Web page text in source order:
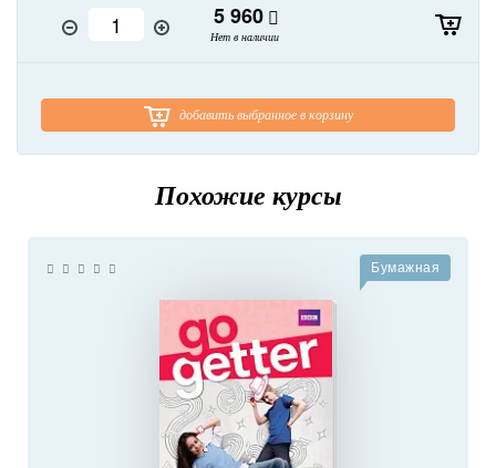
5 960
Нет в наличии
добавить выбранное в корзину
Похожие курсы
Бумажная